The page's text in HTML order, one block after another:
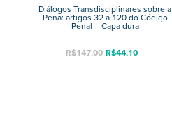
Diálogos Transdisciplinares sobre a
Pena: artigos 32 a 120 do Código
Penal – Capa dura
R$147,00 R$44,10